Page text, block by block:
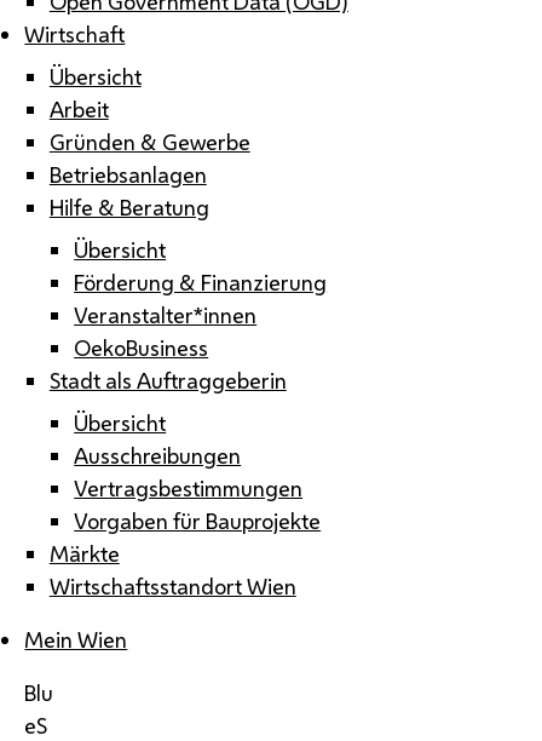
Wirtschaft
Übersicht
Arbeit
Gründen & Gewerbe
Betriebsanlagen
Hilfe & Beratung
Übersicht
Förderung & Finanzierung
Veranstalter*innen
OekoBusiness
Stadt als Auftraggeberin
Übersicht
Ausschreibungen
Vertragsbestimmungen
Vorgaben für Bauprojekte
Märkte
Wirtschaftsstandort Wien
Mein Wien
Blu
eS